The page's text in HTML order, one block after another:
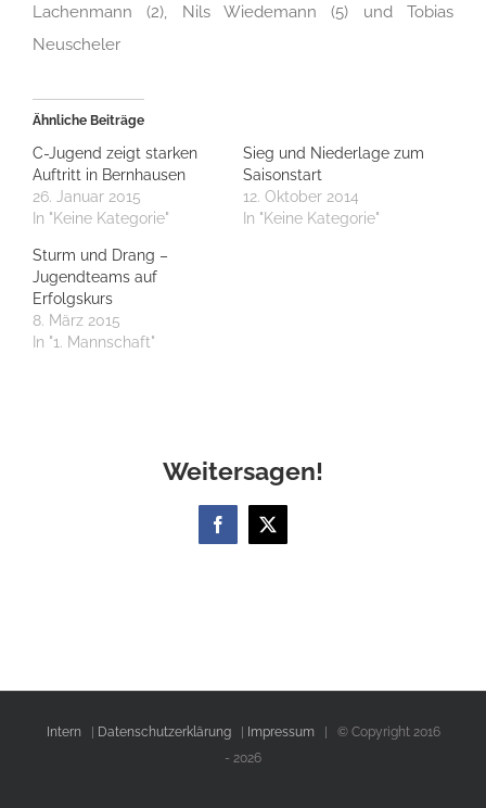
Lachenmann (2), Nils Wiedemann (5) und Tobias
Neuscheler
Ähnliche Beiträge
C-Jugend zeigt starken
Auftritt in Bernhausen
26. Januar 2015
In "Keine Kategorie"
Sieg und Niederlage zum
Saisonstart
12. Oktober 2014
In "Keine Kategorie"
Sturm und Drang –
Jugendteams auf
Erfolgskurs
8. März 2015
In "1. Mannschaft"
Weitersagen!
Facebook
X
Intern Datenschutzerklärung| Impressum| © Copyright 2016
- 2026